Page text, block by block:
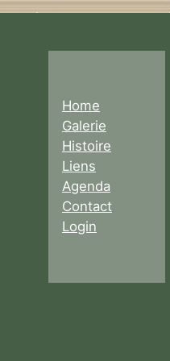
Home
Galerie
Histoire
Liens
Agenda
Contact
Login